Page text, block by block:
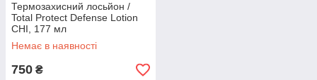
Термозахисний лосьйон /
Total Protect Defense Lotion
CHI, 177 мл
Немає в наявності
750 ₴